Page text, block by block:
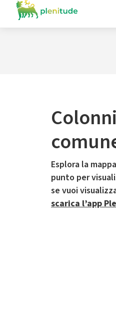
Esplora la
punto per
se vuoi
scarica l’app